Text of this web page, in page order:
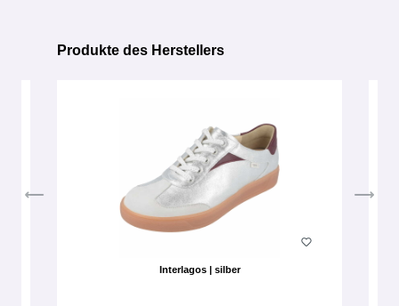
Produktgalerie überspringen
Produkte des Herstellers
Interlagos | silber